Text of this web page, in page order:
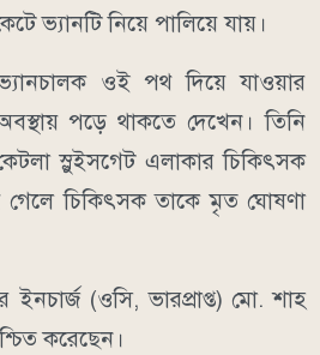
ভ্যানটি নিয়ে পালিয়ে যায়।
ওই পথ দিয়ে যাওয়ার
পড়ে থাকতে দেখেন। তিনি
স্লুইসগেট এলাকার চিকিৎসক
গেলে চিকিৎসক তাকে মৃত ঘোষণা
ইনচার্জ (ওসি, ভারপ্রাপ্ত) মো. শাহ
করেছেন।